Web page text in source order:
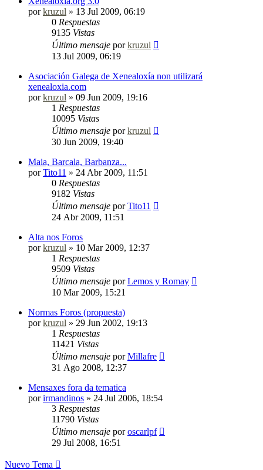
porkruzul » 13 Jul 2009, 06:19
0 Respuestas
9135 Vistas
Último mensaje porkruzul
13 Jul 2009, 06:19
Asociación Galega de Xenealoxía non utilizará
xenealoxia.com
porkruzul » 09 Jun 2009, 19:16
1 Respuestas
10095 Vistas
Último mensaje porkruzul
30 Jun 2009, 19:40
Maia, Barcala, Barbanza...
porTito11 » 24 Abr 2009, 11:51
0 Respuestas
9182 Vistas
Último mensaje porTito11
24 Abr 2009, 11:51
Alta nos Foros
porkruzul » 10 Mar 2009, 12:37
1 Respuestas
9509 Vistas
Último mensaje porLemos y Romay
10 Mar 2009, 15:21
Normas Foros (propuesta)
porkruzul » 29 Jun 2002, 19:13
1 Respuestas
11421 Vistas
Último mensaje porMillafre
31 Ago 2008, 12:37
Mensaxes fora da tematica
porirmandinos » 24 Jul 2006, 18:54
3 Respuestas
11790 Vistas
Último mensaje poroscarlpf
29 Jul 2008, 16:51
Nuevo Tema